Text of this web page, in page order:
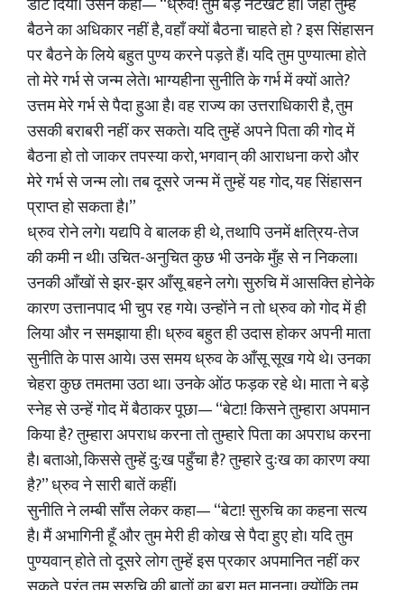
डाँट दिया। उसने कहा— “ध्रुव! तुम बड़े नटखट हो। जहाँ तुम्हें
बैठने का अधिकार नहीं है, वहाँ क्यों बैठना चाहते हो ? इस सिंहासन
पर बैठने के लिये बहुत पुण्य करने पड़ते हैं। यदि तुम पुण्यात्मा होते
तो मेरे गर्भ से जन्म लेते। भाग्यहीना सुनीति के गर्भ में क्यों आते?
उत्तम मेरे गर्भ से पैदा हुआ है। वह राज्य का उत्तराधिकारी है, तुम
उसकी बराबरी नहीं कर सकते। यदि तुम्हें अपने पिता की गोद में
बैठना हो तो जाकर तपस्या करो, भगवान् की आराधना करो और
मेरे गर्भ से जन्म लो। तब दूसरे जन्म में तुम्हें यह गोद, यह सिंहासन
प्राप्त हो सकता है।”
ध्रुव रोने लगे। यद्यपि वे बालक ही थे, तथापि उनमें क्षत्रिय-तेज
की कमी न थी। उचित-अनुचित कुछ भी उनके मुँह से न निकला।
उनकी आँखों से झर-झर आँसू बहने लगे। सुरुचि में आसक्ति होनेके
कारण उत्तानपाद भी चुप रह गये। उन्होंने न तो ध्रुव को गोद में ही
लिया और न समझाया ही। ध्रुव बहुत ही उदास होकर अपनी माता
सुनीति के पास आये। उस समय ध्रुव के आँसू सूख गये थे। उनका
चेहरा कुछ तमतमा उठा था। उनके ओंठ फड़क रहे थे। माता ने बड़े
स्नेह से उन्हें गोद में बैठाकर पूछा— “बेटा! किसने तुम्हारा अपमान
किया है? तुम्हारा अपराध करना तो तुम्हारे पिता का अपराध करना
है। बताओ, किससे तुम्हें दु:ख पहुँचा है? तुम्हारे दुःख का कारण क्या
है?” ध्रुव ने सारी बातें कहीं।
सुनीति ने लम्बी साँस लेकर कहा— “बेटा! सुरुचि का कहना सत्य
है। मैं अभागिनी हूँ और तुम मेरी ही कोख से पैदा हुए हो। यदि तुम
पुण्यवान् होते तो दूसरे लोग तुम्हें इस प्रकार अपमानित नहीं कर